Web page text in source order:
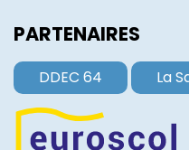
PARTENAIRES
DDEC 64 La